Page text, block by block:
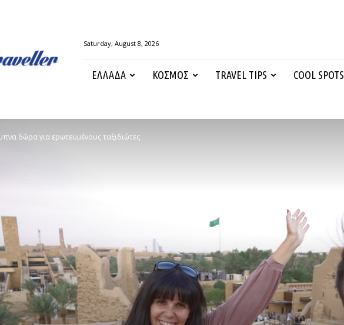
Saturday, August 8, 2026
ΕΛΛΑΔΑ ΚΟΣΜΟΣ TRAVEL TIPS COOL SPOTS
δώρα για ερωτευμένους ταξιδιώτες